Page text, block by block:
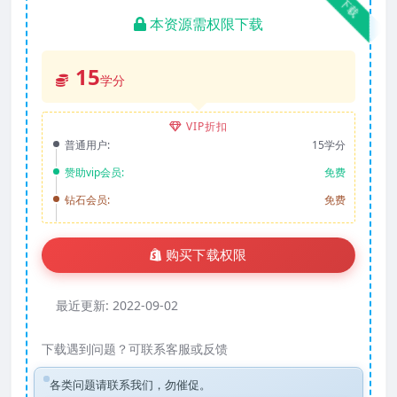
下载
本资源需权限下载
15学分
VIP折扣
普通用户:
15学分
赞助vip会员:
免费
钻石会员:
免费
购买下载权限
最近更新: 2022-09-02
下载遇到问题？可联系客服或反馈
各类问题请联系我们，勿催促。